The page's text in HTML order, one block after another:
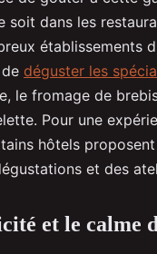
soit dans les
établissements
déguster les
le fromage de
Pour une
hôtels
et des
et le calme